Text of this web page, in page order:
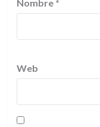
Nombre *
Web